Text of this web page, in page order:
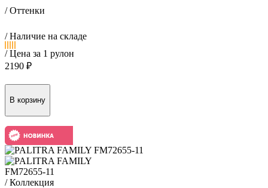
/ Оттенки
/ Наличие на складе
/ Цена за 1 рулон
2190 ₽
FM72655-11
/ Коллекция